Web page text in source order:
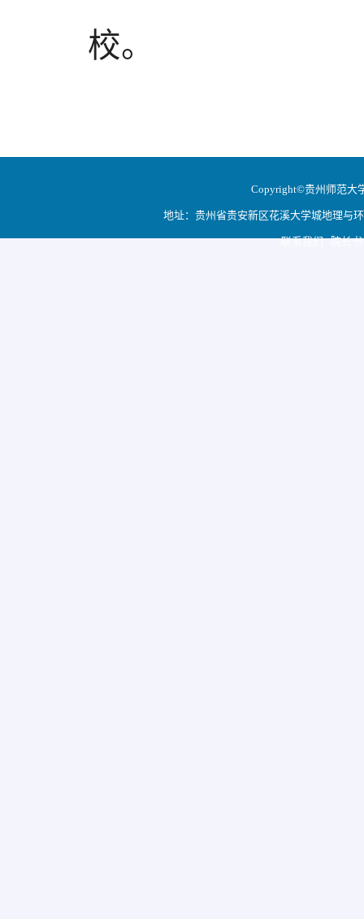
校。
Copyright©贵州师范大
地址：贵州省贵安新区花溪大学城地理与
联系我们 院长书